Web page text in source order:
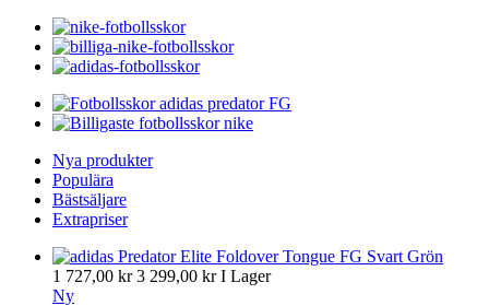
Nya produkter
Populära
Bästsäljare
Extrapriser
1 727,00 kr3 299,00 krI Lager
Ny